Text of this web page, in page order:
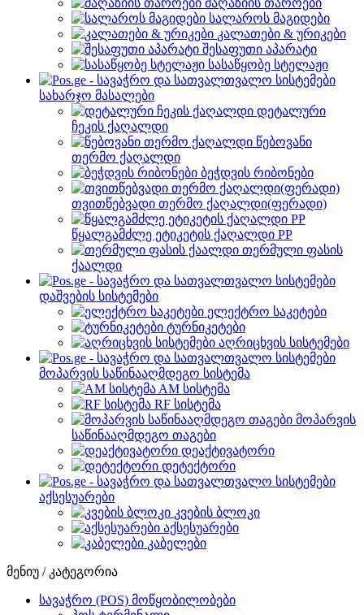
სალაროს მაგიდები
კალათები & ურიკები
შესაფუთი აპარატი
სასაწყობე სტელაჟი
სახარჯო მასალები
დეტალური
ჩეკის ქაღალდი
წებოვანი
თერმო ქაღალდი
ბეჭდვის რიბონები
თვითწებვადი თერმო ქაღალდი(ფერადი)
წყალგამძლე ეტიკეტის ქაღალდი PP
თერმული ფასის
ქაალდი
დაშვების სისტემები
ელექტრო საკეტები
ტურნიკეტები
აღრიცხვის სისტემები
მოპარვის საწინააღმდეგო სისტემა
AM სისტემა
RF სისტემა
მოპარვის
საწინააღმდეგო თაგები
დეაქტივატორი
დეტექტორი
აქსესუარები
კვების ბლოკი
აქსესუარები
კაბელები
მენიუ / კატეგორია
სავაჭრო (POS) მოწყობილობები